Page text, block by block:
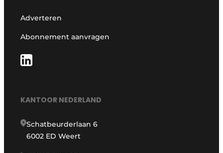
Adverteren
Abonnement aanvragen
KANTOOR NEDERLAND
Schatbeurderlaan 6
6002 ED Weert